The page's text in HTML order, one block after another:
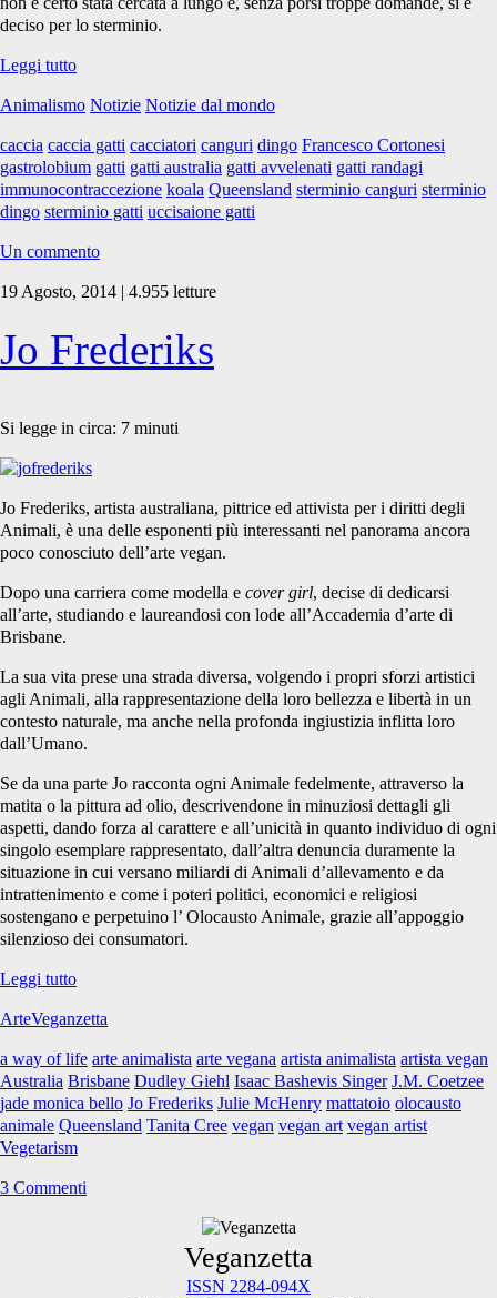
deciso per lo sterminio.
Leggi tuttoLa
dello
dei
Gatti
in
Australia
Animalismo Notizie Notizie dal mondo
caccia caccia gatti cacciatori canguri dingo Francesco Cortonesi
gastrolobium gatti gatti australia gatti avvelenati gatti randagi
immunocontraccezione koala Queensland sterminio canguri sterminio
dingo sterminio gatti uccisaione gatti
Un commento
19 Agosto, 2014 | 4.955 letture
Jo Frederiks
Si legge in circa: 7 minuti
Jo Frederiks, artista australiana, pittrice ed attivista per i diritti degli
Animali, è una delle esponenti più interessanti nel panorama ancora
poco conosciuto dell’arte vegan.
Dopo una carriera come modella e cover girl, decise di dedicarsi
all’arte, studiando e laureandosi con lode all’Accademia d’arte di
Brisbane.
La sua vita prese una strada diversa, volgendo i propri sforzi artistici
agli Animali, alla rappresentazione della loro bellezza e libertà in un
contesto naturale, ma anche nella profonda ingiustizia inflitta loro
dall’Umano.
Se da una parte Jo racconta ogni Animale fedelmente, attraverso la
matita o la pittura ad olio, descrivendone in minuziosi dettagli gli
aspetti, dando forza al carattere e all’unicità in quanto individuo di ogni
singolo esemplare rappresentato, dall’altra denuncia duramente la
situazione in cui versano miliardi di Animali d’allevamento e da
intrattenimento e come i poteri politici, economici e religiosi
sostengano e perpetuino l’ Olocausto Animale, grazie all’appoggio
silenzioso dei consumatori.
Leggi tuttoJo
ArteVeganzetta
a way of life arte animalista arte vegana artista animalista artista vegan
Australia Brisbane Dudley Giehl Isaac Bashevis Singer J.M. Coetzee
jade monica bello Jo Frederiks Julie McHenry mattatoio olocausto
animale Queensland Tanita Cree vegan vegan art vegan artist
Vegetarism
3 Commenti
Veganzetta
ISSN 2284-094X